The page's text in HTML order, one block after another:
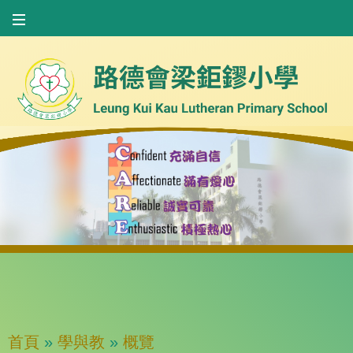
首頁 » 學與教 » 概覽